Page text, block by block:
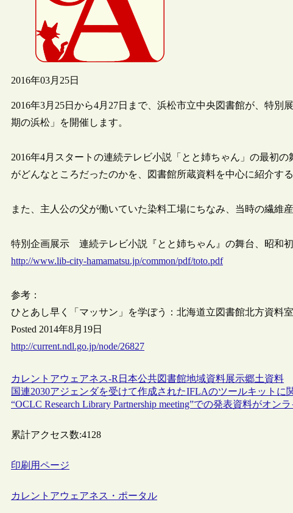
2016年03月25日
2016年3月25日から4月27日まで、浜松市立中央図書館が、特
期の浜松」を開催します。
2016年4月スタートの連続テレビ小説「とと姉ちゃん」の最初
がどんなところだったのかを、図書館所蔵資料を中心に紹介する
また、主人公の父が働いていた染料工場にちなみ、当時の繊維
特別企画展示 連続テレビ小説『とと姉ちゃん』の舞台、昭和初
http://www.lib-city-hamamatsu.jp/common/pdf/toto.pdf
参考：
ひとあし早く「マッサン」を学ぼう：北海道立図書館北方資料
Posted 2014年8月19日
http://current.ndl.go.jp/node/26827
カレントアウェアネス-R 日本公共図書館地域資料展示郷土資料
国連2030アジェンダを受けて作成されたIFLAのツールキットに
“OCLC Research Library Partnership meeting”での発表資料がオン
累計アクセス数:4128
印刷用ページ
カレントアウェアネス・ポータル